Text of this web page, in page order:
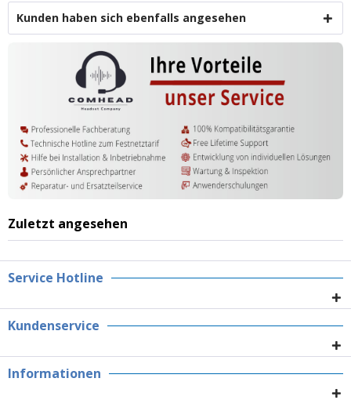
Kunden haben sich ebenfalls angesehen
Zuletzt angesehen
Service Hotline
Kundenservice
Informationen